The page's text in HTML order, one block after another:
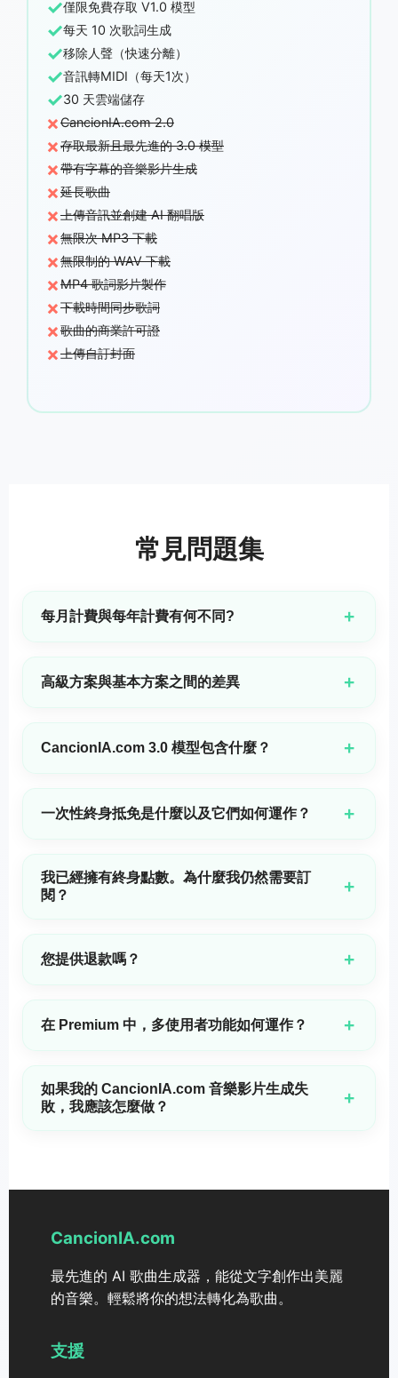
✓僅限免費存取 V1.0 模型
✓每天 10 次歌詞生成
✓移除人聲（快速分離）
✓音訊轉MIDI（每天1次）
✓30 天雲端儲存
×CancionIA.com 2.0
×存取最新且最先進的 3.0 模型
×帶有字幕的音樂影片生成
×延長歌曲
×上傳音訊並創建 AI 翻唱版
×無限次 MP3 下載
×無限制的 WAV 下載
×MP4 歌詞影片製作
×下載時間同步歌詞
×歌曲的商業許可證
×上傳自訂封面
常見問題集
每月計費與每年計費有何不同? +
的商業授權。與按月付費相比,您還可節省高達 50%,只需一次預
高級方案與基本方案之間的差異 +
多三個裝置上登入。
CancionIA.com 3.0 模型包含什麼？ +
長度。CancionIA.com 3.0 僅對年度訂閱用戶開放。
一次性終身抵免是什麼以及它們如何運作？ +
外創作能量而又不想升級方案時,這是最理想的選擇。
我已經擁有終身點數。為什麼我仍然需要訂
閱？
+
資格。若沒有有效訂閱,您將無法使用訂閱者功能,例如音樂下載,
型。
您提供退款嗎？ +
https://www.cancionia.com/refund。退款申請必須在購買
用的點數必須少於 2 點才有資格獲得退款。
在 Premium 中，多使用者功能如何運作？ +
員。如果我的 CancionIA.com 音樂影片生成失
敗，我應該怎麼做？
+
CancionIA.com
最先進的 AI 歌曲生成器，能從文字創作出美麗
的音樂。輕鬆將你的想法轉化為歌曲。
支援